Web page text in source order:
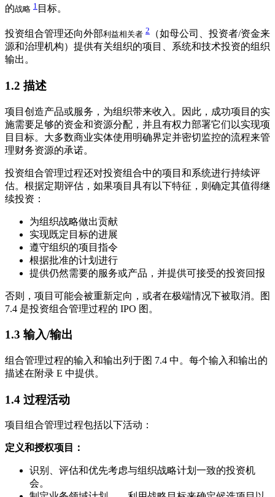
的战略 1 目标。
投资组合管理还向外部利益相关者 2
（如母公司、投资者/资金来
源和治理机构）提供有关组织的项目、系统和技术投资的组织
输出。
1.2 描述
项目创造产品或服务，为组织带来收入。因此，成功项目的实
施需要足够的资金和资源分配，并且有权力部署它们以实现项
目目标。大多数商业实体使用明确界定并密切监控的流程来管
理财务资源的承诺。
投资组合管理过程还对投资组合中的项目和系统进行持续评
估。根据定期评估，如果项目具有以下特征，则确定其值得继
续投资：
为组织战略做出贡献
实现既定目标的进展
遵守组织的项目指令
根据批准的计划进行
提供仍然需要的服务或产品，并提供可接受的投资回报
否则，项目可能会被重新定向，或者在极端情况下被取消。图
7.4 是投资组合管理过程的 IPO 图。
1.3 输入/输出
组合管理过程的输入和输出列于图 7.4 中。每个输入和输出的
描述在附录 E 中提供。
1.4 过程活动
项目组合管理过程包括以下活动：
定义和授权项目：
识别、评估和优先考虑与组织战略计划一致的投资机
会。